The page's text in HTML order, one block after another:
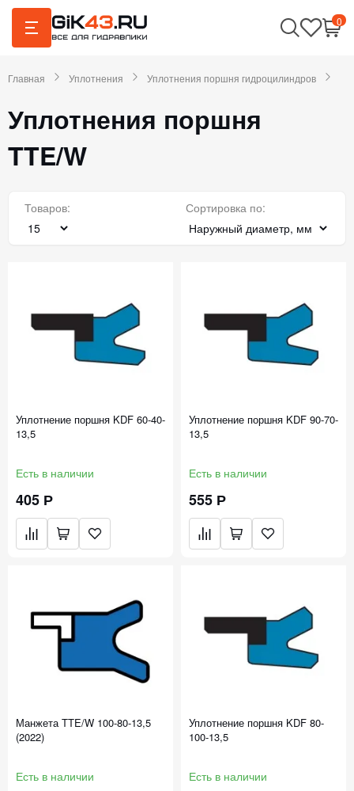
0
Главная Уплотнения Уплотнения поршня гидроцилиндров
Уплотнения поршня
TTE/W
Товаров: Сортировка по:
Уплотнение поршня KDF 60-40-
13,5
Есть в наличии
405 Р
Уплотнение поршня KDF 90-70-
13,5
Есть в наличии
555 Р
Манжета TTE/W 100-80-13,5
(2022)
Есть в наличии
Уплотнение поршня KDF 80-
100-13,5
Есть в наличии